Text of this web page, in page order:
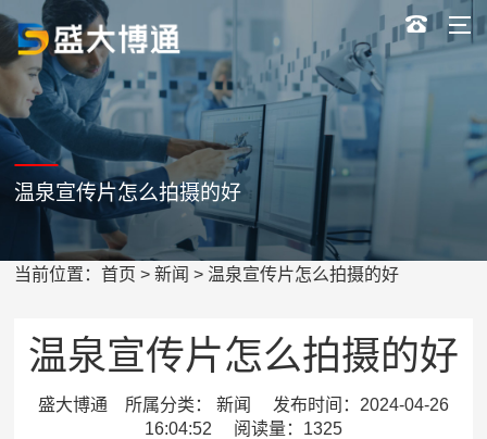
温泉宣传片怎么拍摄的好
当前位置：首页 >新闻 > 温泉宣传片怎么拍摄的好
温泉宣传片怎么拍摄的好
盛大博通 所属分类： 新闻 发布时间：2024-04-26
16:04:52 阅读量：1325